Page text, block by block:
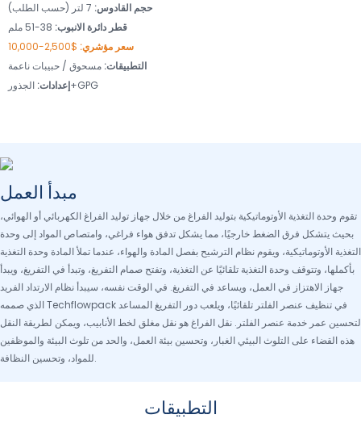
حجم القادوس: 7 لتر (حسب الطلب)
قطر دائرة الانبوب: 38-51 ملم
سعر مؤشري: $2,500-10,000
التطبيقات: مسحوق / حبيبات ناعمة
إعدادات:الجذور+GPG
مبدأ العمل
تقوم وحدة التغذية الأوتوماتيكية بتوليد الفراغ من خلال جهاز توليد الفراغ الكهربائي أو الهوائي،
بحيث يتشكل فرق الضغط خارجيًا، مما يشكل تدفق هواء فراغي، وامتصاص المواد إلى وحدة
التغذية الأوتوماتيكية، ويقوم نظام الترشيح بفصل المادة والهواء، عندما تملأ المادة وحدة التغذية
بأكملها، وتتوقف وحدة التغذية تلقائيًا عن التغذية، وتفتح صمام التفريغ، وتبدأ في التفريغ، ويبدأ
جهاز الاهتزاز في العمل، ويساعد في التفريغ. في الوقت نفسه، سيبدأ نظام الارتداد الفريد
الذي صممه Techflowpack في تنظيف عنصر الفلتر تلقائيًا، ويلعب دور التفريغ المساعد
لتحسين عمر خدمة عنصر الفلتر. نقل الفراغ هو نقل مغلق لخط الأنابيب، ويمكن لطريقة النقل
هذه القضاء على التلوث البيئي الغبار، وتحسين بيئة العمل، والحد من تلوث البيئة والموظفين
للمواد، وتحسين النظافة.
التطبيقات